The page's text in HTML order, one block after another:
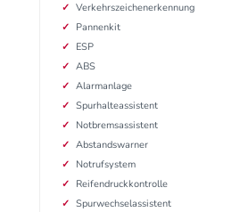
Verkehrszeichenerkennung
Pannenkit
ESP
ABS
Alarmanlage
Spurhalteassistent
Notbremsassistent
Abstandswarner
Notrufsystem
Reifendruckkontrolle
Spurwechselassistent